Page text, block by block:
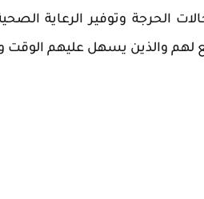
الحرجة وتوفير الرعاية
لهم والذين يسهل عليهم